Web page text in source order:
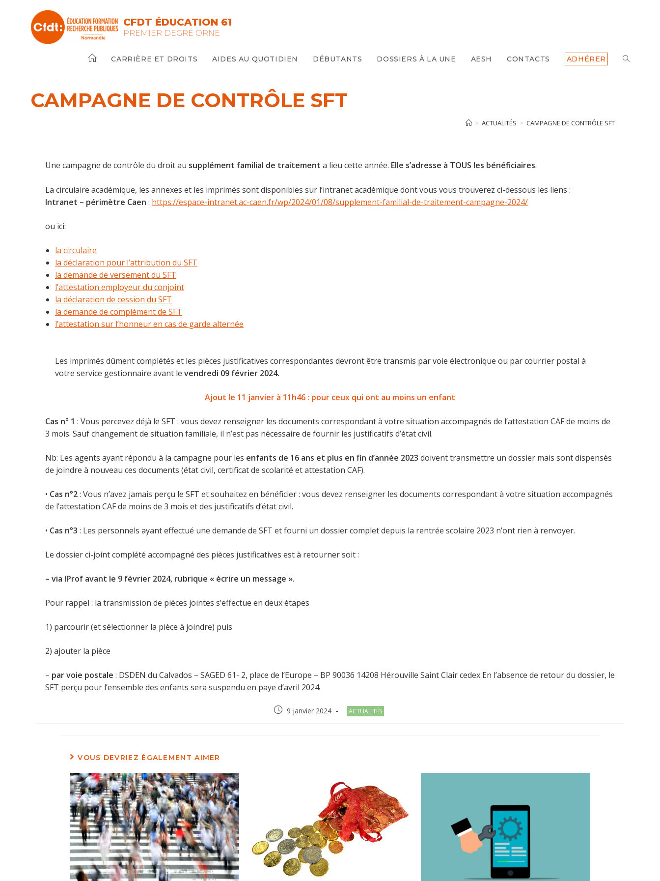
CFDT ÉDUCATION 61
PREMIER DEGRÉ ORNE
CARRIÈRE ET DROITS AIDES AU QUOTIDIEN DÉBUTANTS DOSSIERS À LA UNE AESH CONTACTS ADHÉRER TOGGLE
CAMPAGNE DE CONTRÔLE SFT
> ACTUALITÉS > CAMPAGNE DE CONTRÔLE SFT
Une campagne de contrôle du droit au supplément familial de traitement a lieu cette année. Elle s’adresse à TOUS les bénéficiaires.
La circulaire académique, les annexes et les imprimés sont disponibles sur l’intranet académique dont vous vous trouverez ci-dessous les liens :
Intranet – périmètre Caen : https://espace-intranet.ac-caen.fr/wp/2024/01/08/supplement-familial-de-traitement-campagne-2024/
ou ici:
la circulaire
la déclaration pour l’attribution du SFT
la demande de versement du SFT
l’attestation employeur du conjoint
la déclaration de cession du SFT
la demande de complément de SFT
l’attestation sur l’honneur en cas de garde alternée
Les imprimés dûment complétés et les pièces justificatives correspondantes devront être transmis par voie électronique ou par courrier postal à
votre service gestionnaire avant le vendredi 09 février 2024.
Ajout le 11 janvier à 11h46 : pour ceux qui ont au moins un enfant
Cas n° 1 : Vous percevez déjà le SFT : vous devez renseigner les documents correspondant à votre situation accompagnés de l’attestation CAF de moins de
3 mois. Sauf changement de situation familiale, il n’est pas nécessaire de fournir les justificatifs d’état civil.
Nb: Les agents ayant répondu à la campagne pour les enfants de 16 ans et plus en fin d’année 2023 doivent transmettre un dossier mais sont dispensés
de joindre à nouveau ces documents (état civil, certificat de scolarité et attestation CAF).
• Cas n°2: Vous n’avez jamais perçu le SFT et souhaitez en bénéficier : vous devez renseigner les documents correspondant à votre situation accompagnés
de l’attestation CAF de moins de 3 mois et des justificatifs d’état civil.
• Cas n°3 : Les personnels ayant effectué une demande de SFT et fourni un dossier complet depuis la rentrée scolaire 2023 n’ont rien à renvoyer.
Le dossier ci-joint complété accompagné des pièces justificatives est à retourner soit :
– via IProf avant le 9 février 2024, rubrique « écrire un message ».
Pour rappel : la transmission de pièces jointes s’effectue en deux étapes
1) parcourir (et sélectionner la pièce à joindre) puis
2) ajouter la pièce
– par voie postale : DSDEN du Calvados – SAGED 61- 2, place de l’Europe – BP 90036 14208 Hérouville Saint Clair cedex En l’absence de retour du dossier, le
SFT perçu pour l’ensemble des enfants sera suspendu en paye d’avril 2024.
Post9 janvier 2024
Post
ACTUALITÉS
VOUS DEVRIEZ ÉGALEMENT AIMER